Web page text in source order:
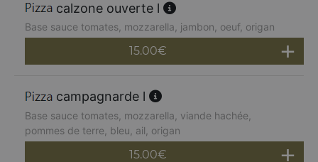
calzone ouverte l
Base sauce tomates, mozzarella, jambon, oeuf, origan
15.00€
campagnarde l
Base sauce tomates, mozzarella, viande hachée,
pommes de terre, bleu, ail, origan
15.00€